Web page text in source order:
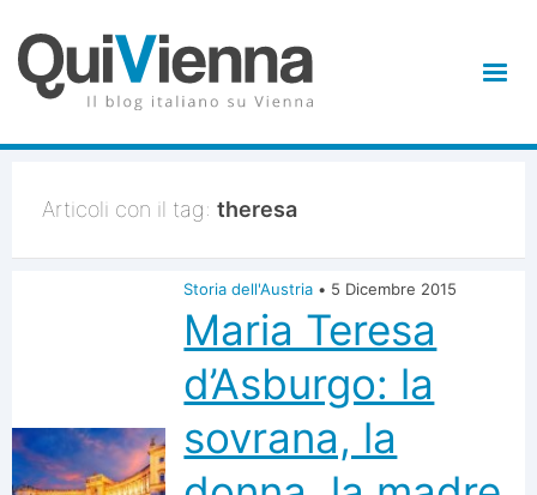
Articoli con il tag: theresa
Storia dell'Austria • 5 Dicembre 2015
Maria Teresa
d’Asburgo: la
sovrana, la